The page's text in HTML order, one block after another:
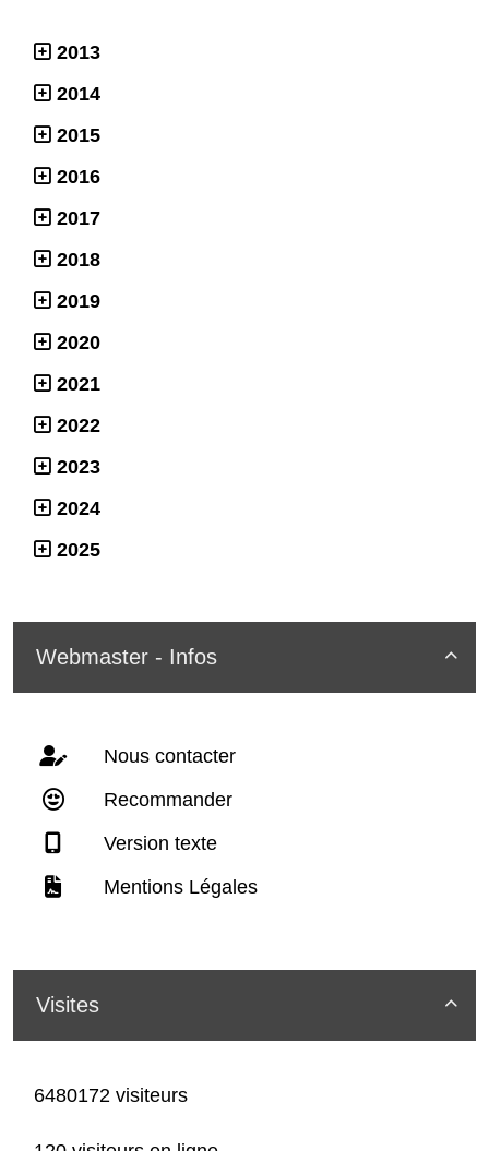
2013
2014
2015
2016
2017
2018
2019
2020
2021
2022
2023
2024
2025

Webmaster - Infos
Nous contacter
Recommander
Version texte
Mentions Légales

Visites
6480172 visiteurs